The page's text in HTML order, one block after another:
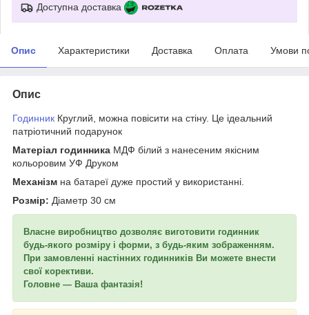
Доступна доставка
Опис Характеристики Доставка Оплата Умови
Опис
Годинник Круглий, можна повісити на стіну. Це ідеальний
патріотичний подарунок
Матеріал годинника МДФ білий з нанесеним якісним
кольоровим УФ Друком
Механізм на батареї дуже простий у використанні.
Розмір: Діаметр 30 см
Власне виробництво дозволяє виготовити годинник
будь-якого розміру і форми, з будь-яким зображенням.
При замовленні настінних годинників Ви можете внести
свої корективи.
Головне ― Ваша фантазія!